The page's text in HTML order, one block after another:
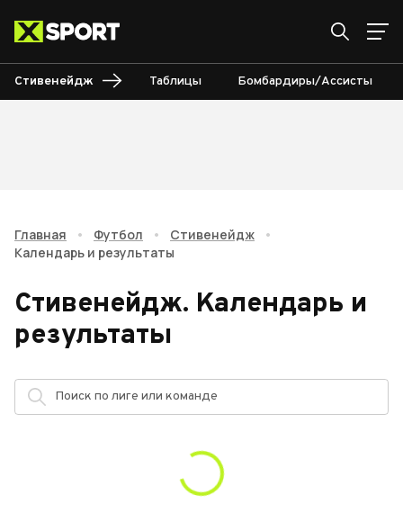
Стивенейдж Таблицы Бомбардиры/Ассисты
Главная • Футбол • Стивенейдж
•
Календарь и результаты
Стивенейдж. Календарь и
результаты